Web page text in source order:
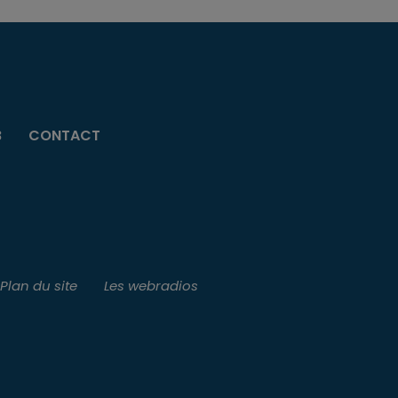
CONTACT
Plan du site Les webradios